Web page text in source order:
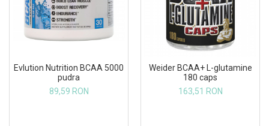
Vitamine bărbați / femei
Îngrijire personală
Insulated
JNX Sports
Muscle Meds
Evlution Nutrition BCAA 5000
pudra
89,59 RON
Weider BCAA+ L-glutamine
180 caps
163,51 RON